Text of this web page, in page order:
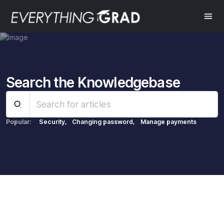
Search the Knowledgebase
Popular: Security, Changing password, Manage payments